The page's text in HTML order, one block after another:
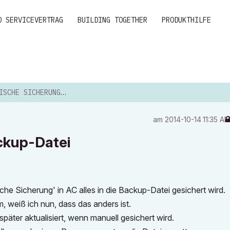
SERVICEVERTRAG BUILDING TOGETHER PRODUKTHILFE
UND BACKUP-DATEI
am ‎2014-10-1411:35 AM
Datei
Sicherung' in AC alles in die Backup-Datei gesichert wird.
weiß ich nun, dass das anders ist.
aktualisiert, wenn manuell gesichert wird.